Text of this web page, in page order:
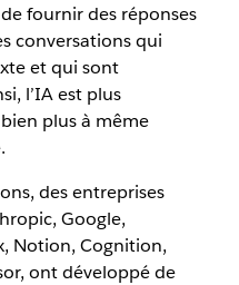
fournir des réponses
conversations qui
et qui sont
l’IA est plus
plus à même
des entreprises
Google,
Notion, Cognition,
ont développé de